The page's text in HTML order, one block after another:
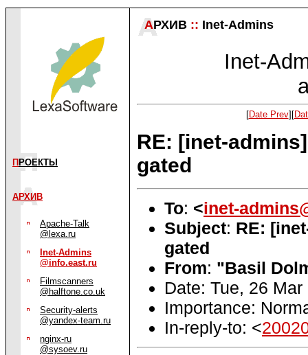
П РОЕКТЫ
АРХИВ
Apache-Talk
@lexa.ru
Inet-Admins
@info.east.ru
Filmscanners
@halftone.co.uk
Security-alerts
@yandex-team.ru
nginx-ru
@sysoev.ru
АРХИВ :: Inet-Admins
Inet-
[Date Prev][
RE: [inet-
gated
To: <inet-
Subject: RE:
gated
From: "Basil
Date: Tue, 26
Importance:
In-reply-to: <